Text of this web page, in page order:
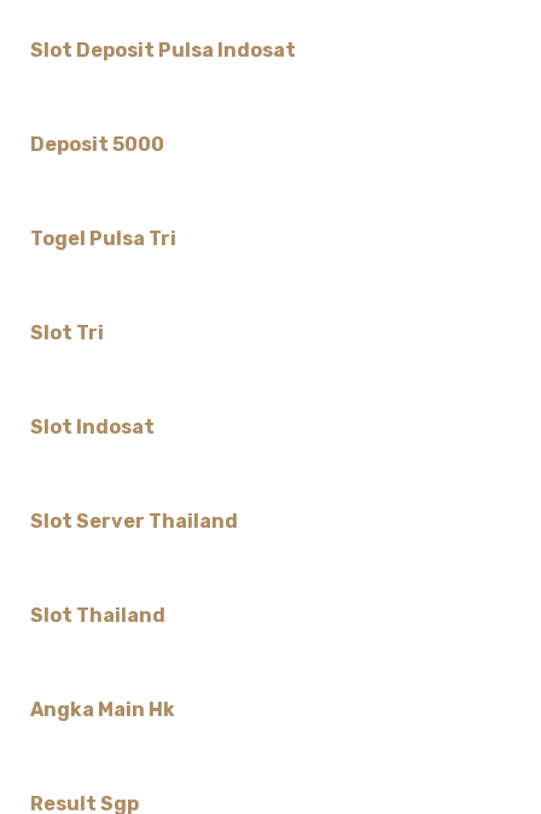
Slot Deposit Pulsa Indosat
Deposit 5000
Togel Pulsa Tri
Slot Tri
Slot Indosat
Slot Server Thailand
Slot Thailand
Angka Main Hk
Result Sgp